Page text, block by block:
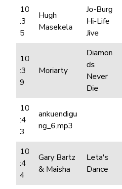
10
:3
5
Hugh
Masekela
Jo-Burg
Hi-Life
Jive
10
:3
9
Moriarty
Diamon
ds
Never
Die
10
:4
3
ankuendigu
ng_6.mp3
10
:4
4
Gary Bartz
& Maisha
Leta's
Dance